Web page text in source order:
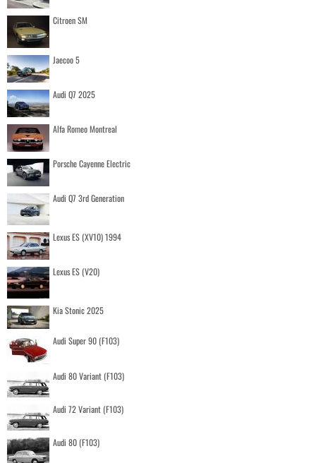
Citroen SM
Jaecoo 5
Audi Q7 2025
Alfa Romeo Montreal
Porsche Cayenne Electric
Audi Q7 3rd Generation
Lexus ES (XV10) 1994
Lexus ES (V20)
Kia Stonic 2025
Audi Super 90 (F103)
Audi 80 Variant (F103)
Audi 72 Variant (F103)
Audi 80 (F103)